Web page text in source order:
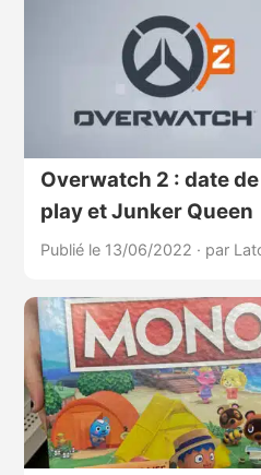
Overwatch 2 : date
play et Junker Queen
Publié le 13/06/2022 · par